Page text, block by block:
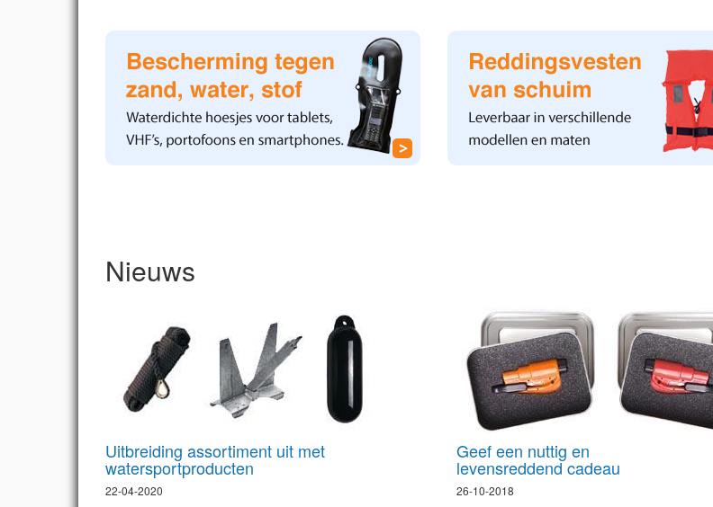
Nieuws
Uitbreiding assortiment uit met
watersportproducten
22-04-2020
Geef een nuttig en
levensreddend cadeau
26-10-2018